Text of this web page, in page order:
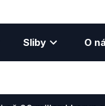
Sliby O